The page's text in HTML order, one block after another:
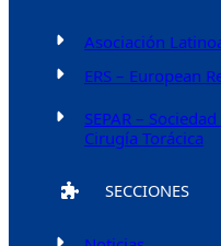
Asociación
ERS – European
SEPAR –
Cirugía Torácica
SECCIONES